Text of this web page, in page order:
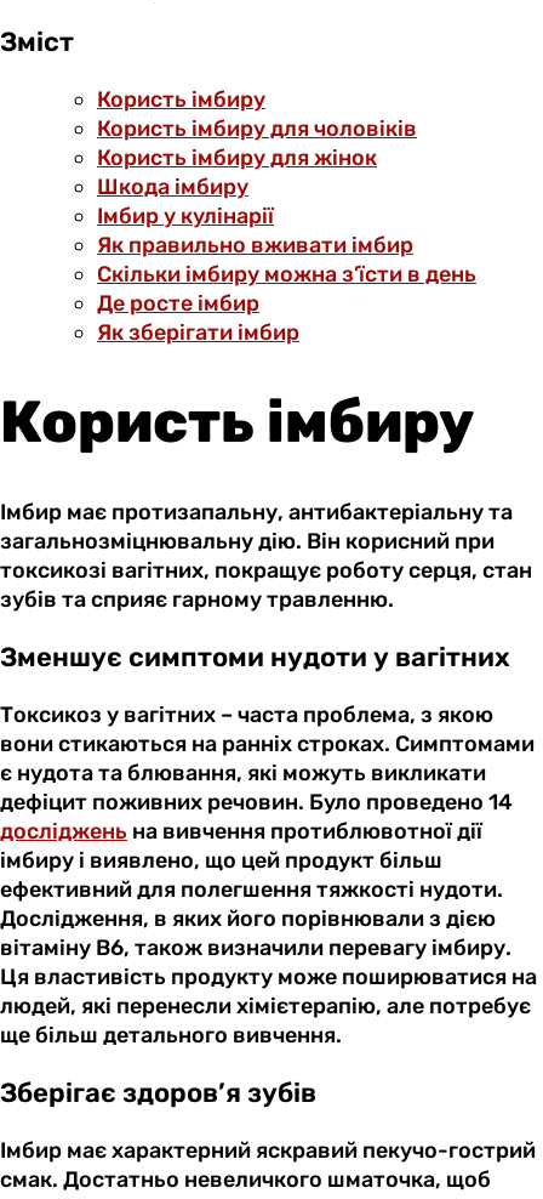
Зміст
Користь імбиру
Користь імбиру для чоловіків
Користь імбиру для жінок
Шкода імбиру
Імбир у кулінарії
Як правильно вживати імбир
Скільки імбиру можна з’їсти в день
Де росте імбир
Як зберігати імбир
Користь імбиру
Імбир має протизапальну, антибактеріальну та
загальнозміцнювальну дію. Він корисний при
токсикозі вагітних, покращує роботу серця, стан
зубів та сприяє гарному травленню.
Зменшує симптоми нудоти у вагітних
Токсикоз у вагітних – часта проблема, з якою
вони стикаються на ранніх строках. Симптомами
є нудота та блювання, які можуть викликати
дефіцит поживних речовин. Було проведено 14
досліджень на вивчення протиблювотної дії
імбиру і виявлено, що цей продукт більш
ефективний для полегшення тяжкості нудоти.
Дослідження, в яких його порівнювали з дією
вітаміну B6, також визначили перевагу імбиру.
Ця властивість продукту може поширюватися на
людей, які перенесли хімієтерапію, але потребує
ще більш детального вивчення.
Зберігає здоров’я зубів
Імбир має характерний яскравий пекучо-гострий
смак. Достатньо невеличкого шматочка, щоб